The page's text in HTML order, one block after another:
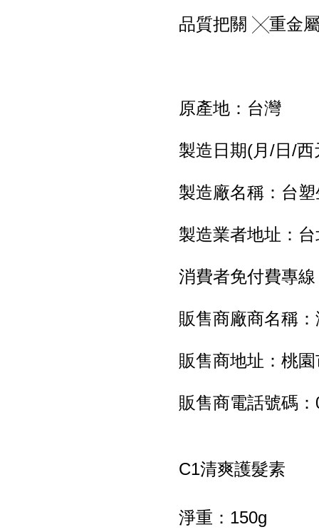
品質把關 ╳重金
原產地：台灣
製造日期(月/日/
製造廠名稱：台
製造業者地址：
消費者免付費專
販售商廠商名稱
販售商地址：桃
販售商電話號碼
C1清爽護髮素
淨重：150g